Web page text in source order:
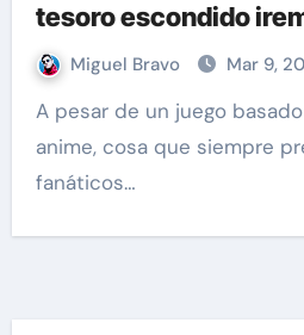
tesoro escondido
Miguel Bravo Mar 9,
A pesar de un juego basado en una licencia de
anime, cosa que siempre
fanáticos…